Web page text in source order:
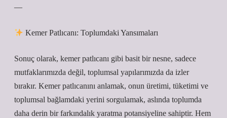
—
Kemer Patlıcanı: Toplumdaki Yansımaları
Sonuç olarak, kemer patlıcanı gibi basit bir nesne, sadece
mutfaklarımızda değil, toplumsal yapılarımızda da izler
bırakır. Kemer patlıcanını anlamak, onun üretimi, tüketimi ve
toplumsal bağlamdaki yerini sorgulamak, aslında toplumda
daha derin bir farkındalık yaratma potansiyeline sahiptir. Hem